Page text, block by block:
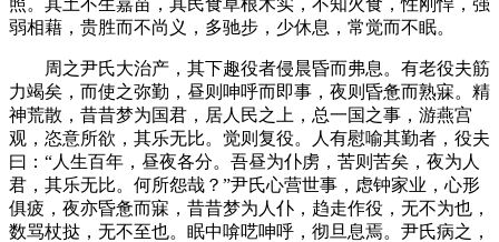
照。其土不生嘉苗，其民食草根木实，不知火食，性刚悍，强
弱相藉，贵胜而不尚义，多驰步，少休息，常觉而不眠。
周之尹氏大治产，其下趣役者侵晨昏而弗息。有老役夫筋
力竭矣，而使之弥勤，昼则呻呼而即事，夜则昏惫而熟寐。精
神荒散，昔昔梦为国君，居人民之上，总一国之事，游燕宫
观，恣意所欲，其乐无比。觉则复役。人有慰喻其勤者，役夫
曰：“人生百年，昼夜各分。吾昼为仆虏，苦则苦矣，夜为人
君，其乐无比。何所怨哉？”尹氏心营世事，虑钟家业，心形
俱疲，夜亦昏惫而寐，昔昔梦为人仆，趋走作役，无不为也，
数骂杖挞，无不至也。眠中啽呓呻呼，彻旦息焉。尹氏病之，